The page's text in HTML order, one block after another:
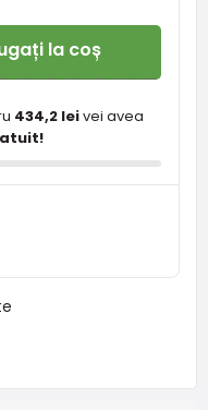
la coș
434,2 leivei avea